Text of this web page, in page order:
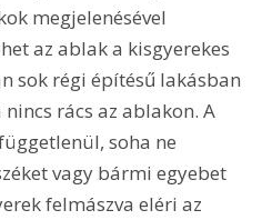
megjelenésével
az ablak a kisgyerekes
sok régi építésű lakásban
rács az ablakon. A
soha ne
vagy bármi egyebet
felmászva eléri az